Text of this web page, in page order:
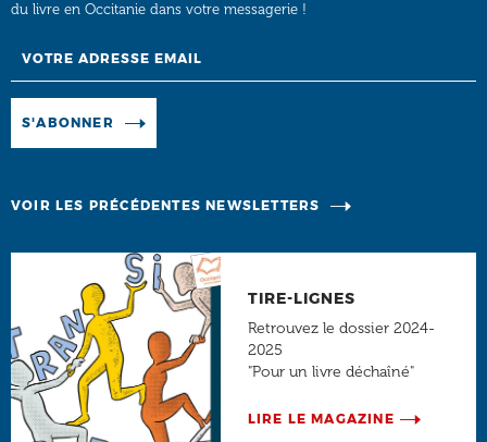
du livre en Occitanie dans votre messagerie !
S'ABONNER
VOIR LES PRÉCÉDENTES NEWSLETTERS
TIRE-LIGNES
Retrouvez le dossier 2024-
2025
"Pour un livre déchaîné"
LIRE LE MAGAZINE